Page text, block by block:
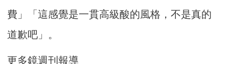
費」「這感覺是一貫高級酸的風格，不是真的
道歉吧」。
更多鏡週刊報導